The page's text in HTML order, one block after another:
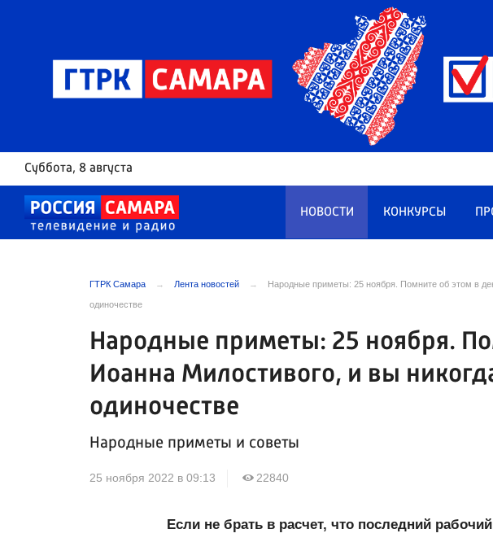
Суббота, 8 августа
НОВОСТИ КОНКУРСЫ
ГТРК Самара Лента новостей Народные приметы: 25 ноября. Помните об этом в
одиночестве
Народные приметы: 25 ноября.
Иоанна Милостивого, и вы
одиночестве
Народные приметы и советы
25 ноября 2022 в 09:13 22840
Если не брать в расчет, что последний